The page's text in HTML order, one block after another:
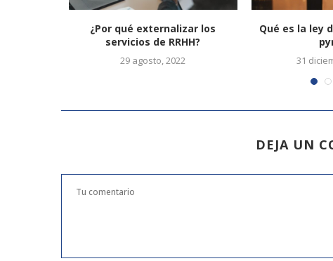
¿Por qué externalizar los
servicios de RRHH?
29 agosto, 2022
Qué es la ley
31
DEJA UN